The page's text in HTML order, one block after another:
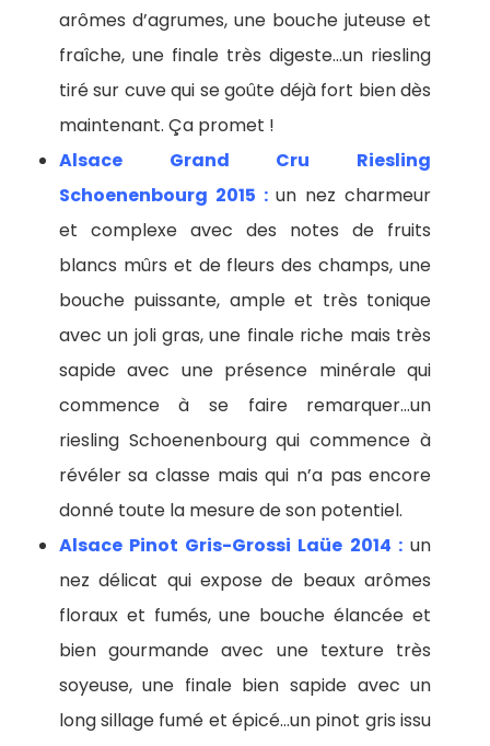
arômes d’agrumes, une bouche juteuse et
fraîche, une finale très digeste…un riesling
tiré sur cuve qui se goûte déjà fort bien dès
maintenant. Ça promet !
Alsace Grand Cru Riesling
Schoenenbourg 2015 :un nez charmeur
et complexe avec des notes de fruits
blancs mûrs et de fleurs des champs, une
bouche puissante, ample et très tonique
avec un joli gras, une finale riche mais très
sapide avec une présence minérale qui
commence à se faire remarquer…un
riesling Schoenenbourg qui commence à
révéler sa classe mais qui n’a pas encore
donné toute la mesure de son potentiel.
Alsace Pinot Gris-Grossi Laüe 2014 :un
nez délicat qui expose de beaux arômes
floraux et fumés, une bouche élancée et
bien gourmande avec une texture très
soyeuse, une finale bien sapide avec un
long sillage fumé et épicé…un pinot gris issu